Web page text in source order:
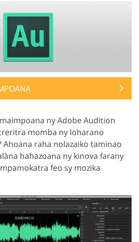
ny Adobe Audition
momba ny loharano
Ahoana raha nolazaiko taminao
hahazoana ny kinova farany
feo sy mozika